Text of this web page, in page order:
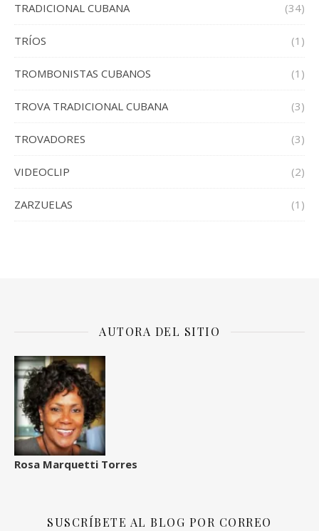
TRADICIONAL CUBANA (34)
TRÍOS (1)
TROMBONISTAS CUBANOS (1)
TROVA TRADICIONAL CUBANA (3)
TROVADORES (3)
VIDEOCLIP (2)
ZARZUELAS (1)
AUTORA DEL SITIO
Rosa Marquetti Torres
SUSCRÍBETE AL BLOG POR CORREO